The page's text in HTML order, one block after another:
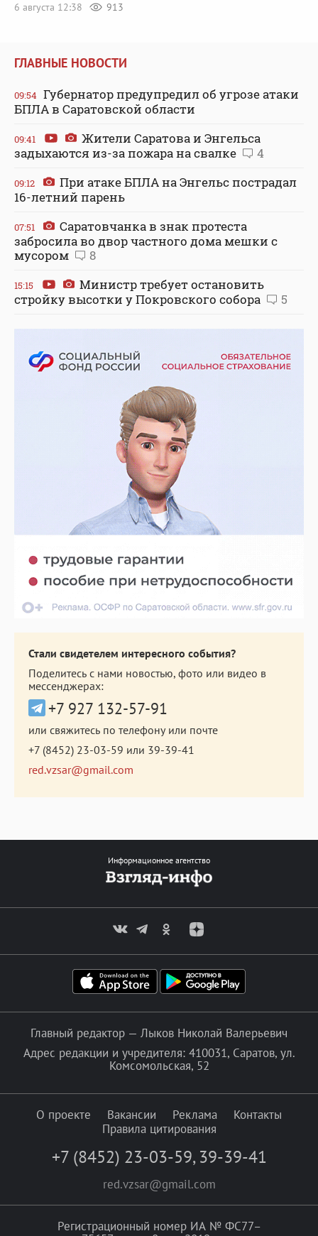
6 августа 12:38
913
ГЛАВНЫЕ НОВОСТИ
09:54 Губернатор предупредил об угрозе атаки
БПЛА в Саратовской области
09:41
Жители Саратова и Энгельса
задыхаются из-за пожара на свалке
4
09:12
При атаке БПЛА на Энгельс пострадал
16-летний парень
07:51
Саратовчанка в знак протеста
забросила во двор частного дома мешки с
мусором
8
15:15
Министр требует остановить
стройку высотки у Покровского собора
5
Стали свидетелем интересного события?
Поделитесь с нами новостью, фото или видео в
мессенджерах:
+7 927 132-57-91
или свяжитесь по телефону или почте
+7 (8452) 23-03-59 или 39-39-41
red.vzsar@gmail.com
Информационное агентство
Главный редактор — Лыков Николай Валерьевич
Адрес редакции и учредителя: 410031, Саратов, ул.
Комсомольская, 52
О проекте Вакансии Реклама
Контакты
Правила цитирования
+7 (8452) 23-03-59, 39-39-41
red.vzsar@gmail.com
Регистрационный номер ИА № ФС77–